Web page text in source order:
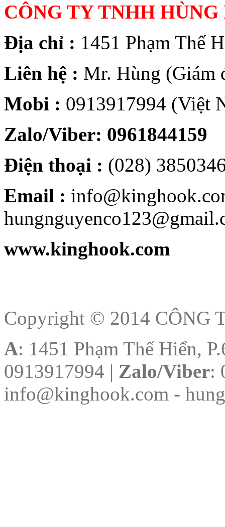
CÔNG TY TNHH HÙNG
Địa chỉ : 1451 Phạm Thế
Liên hệ : Mr. Hùng (Giám
Mobi : 0913917994 (Việt
Zalo/Viber: 0961844159
Điện thoại : (028)
Email :
www.kinghook.com
Copyright © 2014 CÔNG
A: 1451 Phạm Thế Hiển,
0913917994 | Zalo/Viber:
info@kinghook.com -